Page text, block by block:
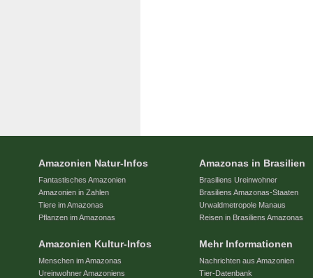
Amazonien Natur-Infos
Fantastisches Amazonien
Amazonien in Zahlen
Tiere im Amazonas
Pflanzen im Amazonas
Amazonien Kultur-Infos
Menschen im Amazonas
Ureinwohner Amazoniens
Amazonas in Brasilien
Brasiliens Ureinwohner
Brasiliens Amazonas-Staaten
Urwaldmetropole Manaus
Reisen in Brasiliens Amazonas
Mehr Informationen
Nachrichten aus Amazonien
Tier-Datenbank